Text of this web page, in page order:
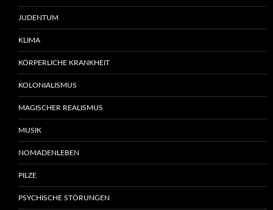
JUDENTUM
KLIMA
KÖRPERLICHE KRANKHEIT
KOLONIALISMUS
MAGISCHER REALISMUS
MUSIK
NOMADENLEBEN
PILZE
PSYCHISCHE STÖRUNGEN